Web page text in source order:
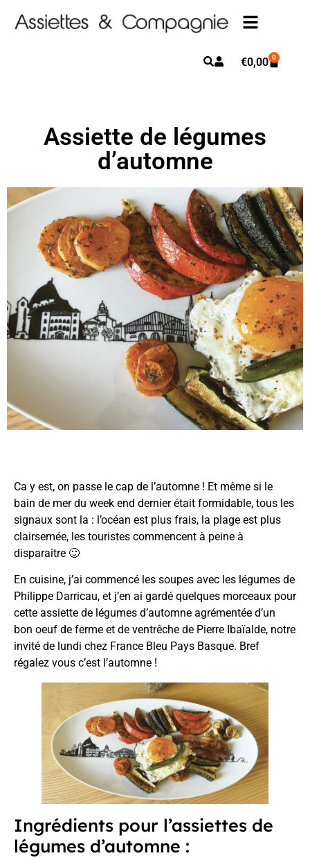
€0,00 0
Assiette de légumes
d’automne
Ca y est, on passe le cap de l’automne ! Et même si le
bain de mer du week end dernier était formidable, tous les
signaux sont la : l’océan est plus frais, la plage est plus
clairsemée, les touristes commencent à peine à
disparaitre 🙂
En cuisine, j’ai commencé les soupes avec les légumes de
Philippe Darricau, et j’en ai gardé quelques morceaux pour
cette assiette de légumes d’automne agrémentée d’un
bon oeuf de ferme et de ventrêche de Pierre Ibaïalde, notre
invité de lundi chez France Bleu Pays Basque. Bref
régalez vous c’est l’automne !
Ingrédients pour l’assiettes de
légumes d’automne :